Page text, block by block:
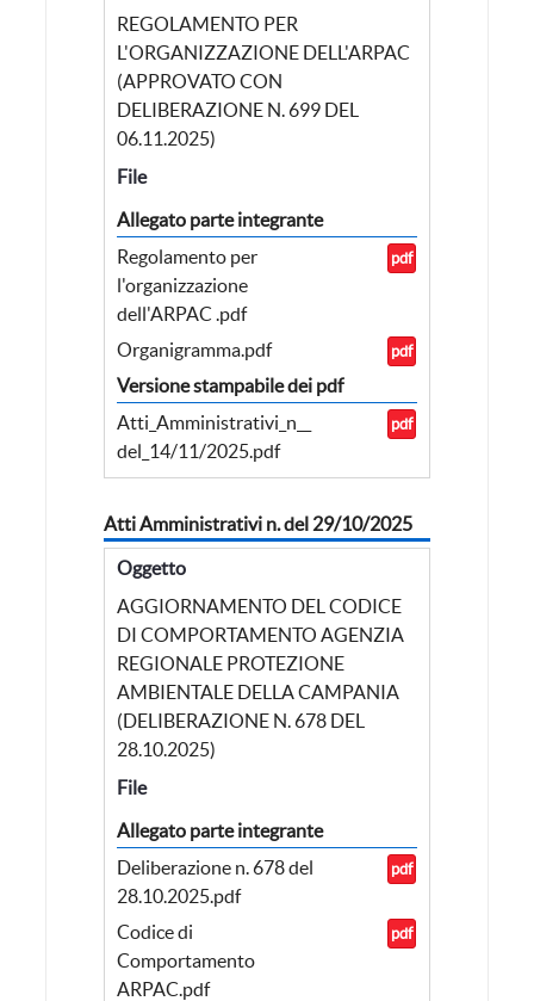
REGOLAMENTO PER
L'ORGANIZZAZIONE DELL'ARPAC
(APPROVATO CON
DELIBERAZIONE N. 699 DEL
06.11.2025)
File
Allegato parte integrante
Regolamento per
l'organizzazione
dell'ARPAC .pdf
pdf
Organigramma.pdf pdf
Versione stampabile dei pdf
Atti_Amministrativi_n__
del_14/11/2025.pdf
pdf
Atti Amministrativi n. del 29/10/2025
Oggetto
AGGIORNAMENTO DEL CODICE
DI COMPORTAMENTO AGENZIA
REGIONALE PROTEZIONE
AMBIENTALE DELLA CAMPANIA
(DELIBERAZIONE N. 678 DEL
28.10.2025)
File
Allegato parte integrante
Deliberazione n. 678 del
28.10.2025.pdf
pdf
Codice di
Comportamento
ARPAC.pdf
pdf